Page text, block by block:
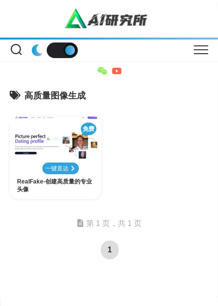
高质量图像生成
免费
一键直达
RealFake-创建高质量的专业
头像
第 1 页，共 1 页
1